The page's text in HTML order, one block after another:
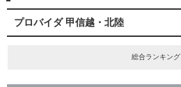
プロバイダ 甲信越・北陸
総合ランキング